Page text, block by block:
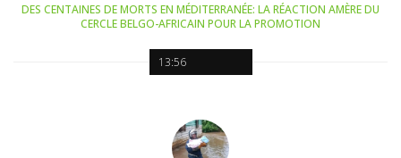
13:56
DES CENTAINES DE MORTS EN MÉDITERRANÉE: LA RÉACTION AMÈRE DU
CERCLE BELGO-AFRICAIN POUR LA PROMOTION